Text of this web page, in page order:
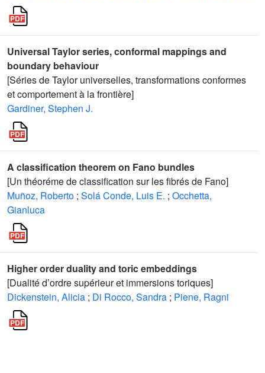
Universal Taylor series, conformal mappings and
boundary behaviour
[Séries de Taylor universelles, transformations conformes
et comportement à la frontière]
Gardiner, Stephen J.
A classification theorem on Fano bundles
[Un théoréme de classification sur les fibrés de Fano]
Muñoz, Roberto ; Solá Conde, Luis E. ; Occhetta,
Gianluca
Higher order duality and toric embeddings
[Dualité d’ordre supérieur et immersions toriques]
Dickenstein, Alicia ; Di Rocco, Sandra ; Piene, Ragni